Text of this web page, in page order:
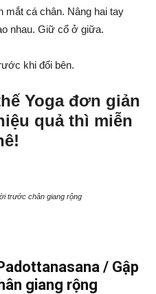
mắt cá chân. Nâng hai tay
nhau. Giữ cổ ở giữa.
khi đổi bên.
Yoga đơn giản
quả thì miễn
trước chân giang rộng
/ Gập
giang rộng